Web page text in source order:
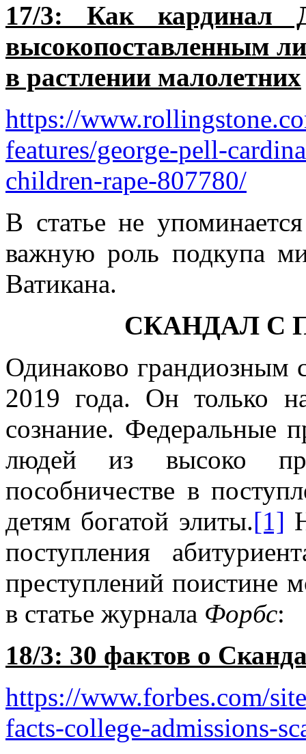
17/3: Как кардинал
высокопоставленным
в растлении малолетних
https://
features/george-pell-
children-rape-807780/
В статье не
важную роль подкупа
Ватикана.
СКАНДАЛ С
Одинаково грандиозным
2019 года. Он только
сознание. Федеральные
людей из высоко
пособничестве в
детям богатой элиты.[1]
поступления
преступлений поистине
в статье журнала Форбс:
18/3: 30 фактов о
https://www.forbes.com/
facts-college-admissions-